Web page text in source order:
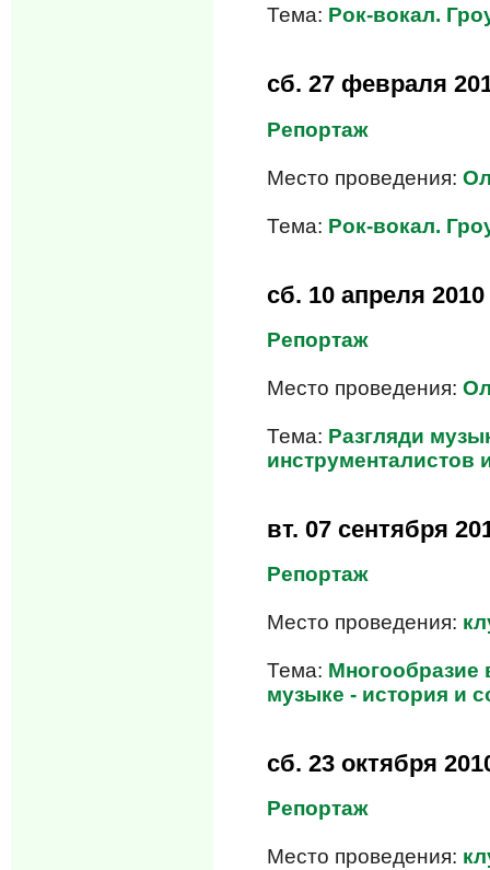
Тема: Рок-вокал.
сб. 27 февраля
Репортаж
Место проведения:
Тема: Рок-вокал.
сб. 10 апреля 2010
Репортаж
Место проведения:
Тема: Разгляди
инструменталистов
вт. 07 сентября
Репортаж
Место проведения:
Тема: Многообразие
музыке - история и
сб. 23 октября
Репортаж
Место проведения: